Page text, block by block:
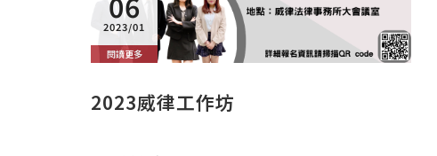
2023/01
閱讀更多
2023威律工作坊